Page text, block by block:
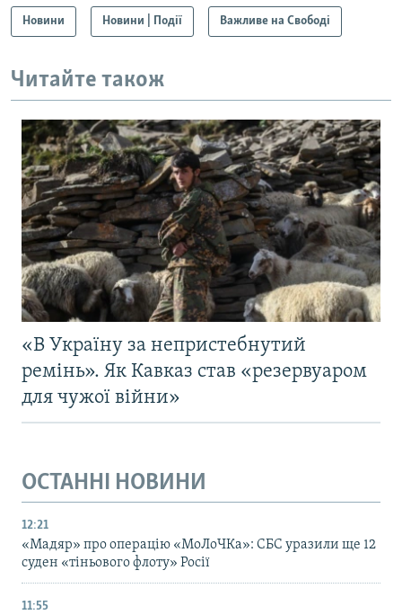
Новини Новини | Події Важливе на Свободі
Читайте також
«В Україну за непристебнутий
ремінь». Як Кавказ став «резервуаром
для чужої війни»
ОСТАННІ НОВИНИ
12:21
«Мадяр» про операцію «МоЛоЧКа»: СБС уразили ще 12
суден «тіньового флоту» Росії
11:55